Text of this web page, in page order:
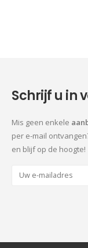
Schrijf u in
Mis geen enkele
per e-mail
en blijf op de hoogte!